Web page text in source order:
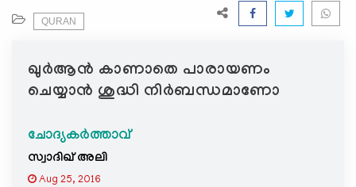
i
g
a
i
o
n
QURAN
ഖുര്‍ആന്‍ കാണാതെ പാരായണം
ചെയ്യാന്‍ ശുദ്ധി നിര്‍ബന്ധമാണോ
ചോദ്യകർത്താവ്
സ്വാദിഖ് അലി
Aug 25, 2016